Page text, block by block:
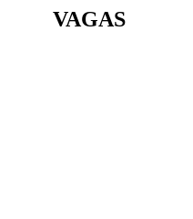
VAGAS